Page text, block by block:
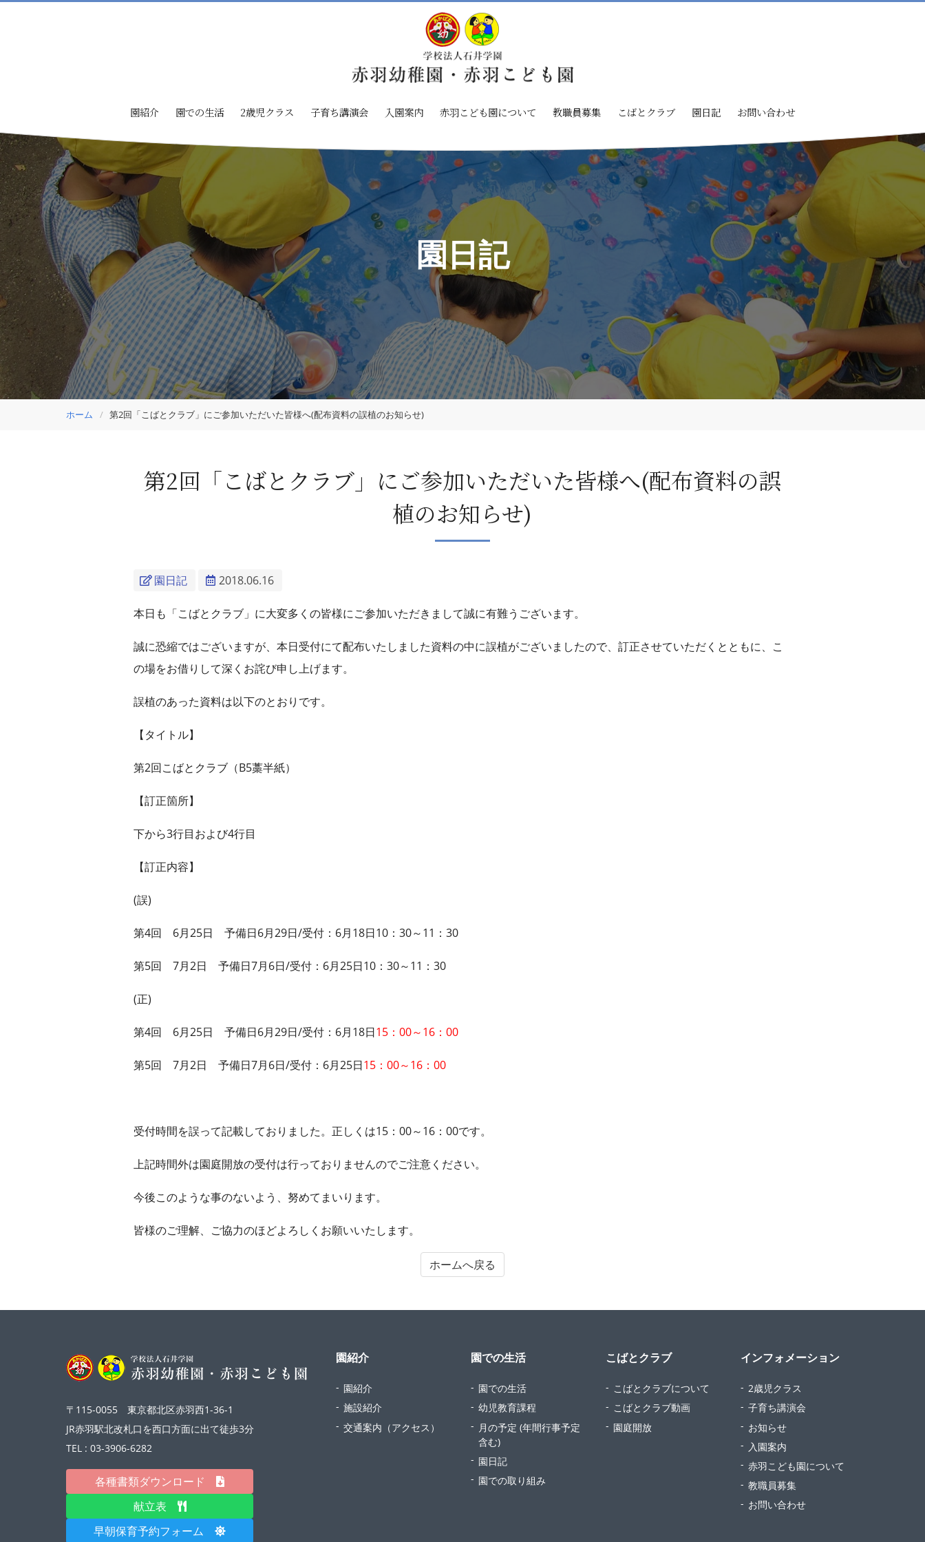
園紹介 園での生活 2歳児クラス 子育ち講演会 入園案内 赤羽こども園について 教職員募集 こばとクラブ 園日記 お問い合わせ
園日記
ホーム 第2回「こばとクラブ」にご参加いただいた皆様へ(配布資料の誤植のお知らせ)
第2回「こばとクラブ」にご参加いただいた皆様へ(配布資料の誤
植のお知らせ)
園日記 2018.06.16
本日も「こばとクラブ」に大変多くの皆様にご参加いただきまして誠に有難うございます。
誠に恐縮ではございますが、本日受付にて配布いたしました資料の中に誤植がございましたので、訂正させていただくとともに、こ
の場をお借りして深くお詫び申し上げます。
誤植のあった資料は以下のとおりです。
【タイトル】
第2回こばとクラブ（B5藁半紙）
【訂正箇所】
下から3行目および4行目
【訂正内容】
(誤)
第4回 6月25日 予備日6月29日/受付：6月18日10：30～11：30
第5回 7月2日 予備日7月6日/受付：6月25日10：30～11：30
(正)
第4回 6月25日 予備日6月29日/受付：6月18日15：00～16：00
第5回 7月2日 予備日7月6日/受付：6月25日15：00～16：00
受付時間を誤って記載しておりました。正しくは15：00～16：00です。
上記時間外は園庭開放の受付は行っておりませんのでご注意ください。
今後このような事のないよう、努めてまいります。
皆様のご理解、ご協力のほどよろしくお願いいたします。
ホームへ戻る
〒115-0055 東京都北区赤羽西1-36-1
JR赤羽駅北改札口を西口方面に出て徒歩3分
TEL : 03-3906-6282
各種書類ダウンロード
献立表
早朝保育予約フォーム
園紹介
園紹介
施設紹介
交通案内（アクセス）
園での生活
園での生活
幼児教育課程
月の予定 (年間行事予定
含む)
園日記
園での取り組み
こばとクラブ
こばとクラブについて
こばとクラブ動画
園庭開放
インフォメーション
2歳児クラス
子育ち講演会
お知らせ
入園案内
赤羽こども園について
教職員募集
お問い合わせ